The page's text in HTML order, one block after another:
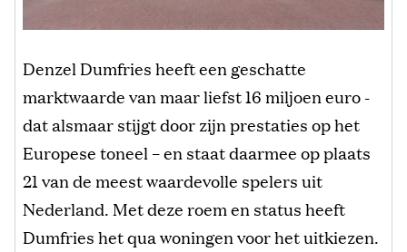
Denzel Dumfries heeft een geschatte
marktwaarde van maar liefst 16 miljoen euro -
dat alsmaar stijgt door zijn prestaties op het
Europese toneel – en staat daarmee op plaats
21 van de meest waardevolle spelers uit
Nederland. Met deze roem en status heeft
Dumfries het qua woningen voor het uitkiezen.